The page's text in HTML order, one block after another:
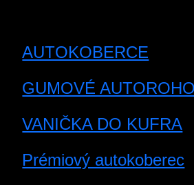
AUTOKOBERCE
GUMOVÉ
VANIČKA DO KUFRA
Prémiový autokoberec